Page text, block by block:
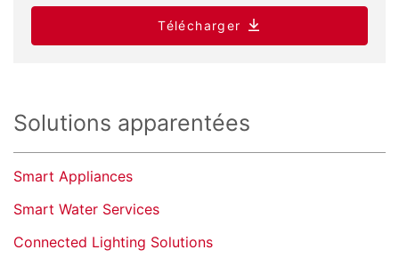
Télécharger
Solutions apparentées
Smart Appliances
Smart Water Services
Connected Lighting Solutions